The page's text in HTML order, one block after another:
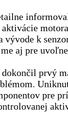
aktivácie
vývode k
aj pre
prvý
pre